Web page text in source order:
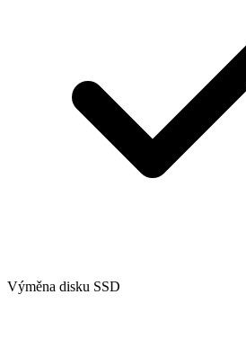
Výměna disku SSD